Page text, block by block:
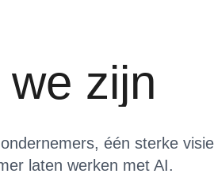
Website
zijn
één sterke
laten werken met AI.